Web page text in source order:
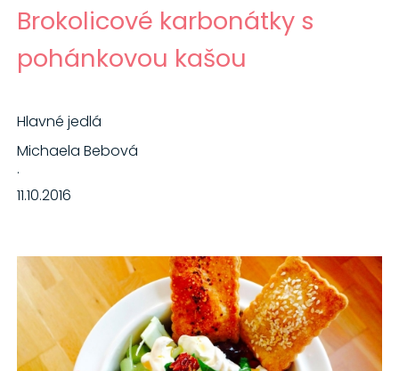
Brokolicové karbonátky s
pohánkovou kašou
Hlavné jedlá
Michaela Bebová
·
11.10.2016